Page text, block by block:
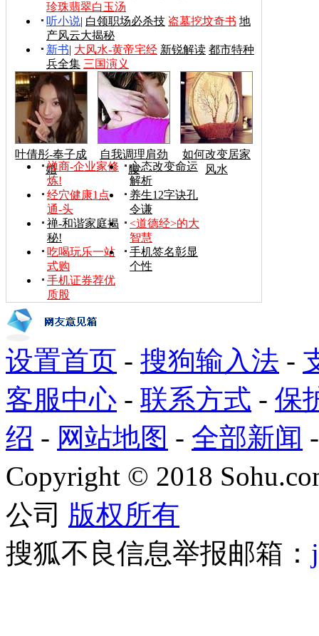
珍珠翡翠白玉汤
听小说| 白领职场必杀技 盗墓挖坟奇书 地
产风云大揭秘
新书| 大风水-黄帝宅经 新锐解读 都市特种
兵全集 三国演义
叶倩彤-奉子成
婚
自我调理肩劲
腰
如何改变居家
风水
禅商-企业家修
炼!
心态改变命运
解析
经穴健康1点
通-头
养生12字诀孔
令谦
禅-和谐家庭揭
秘!
<道德经>的大
智慧
吃喝玩乐一站
式购
手机签名彰显
个性
手机证券荐优
质股
设置首页 - 搜狗输入法 -
客服中心 - 联系方式 - 保
绍 - 网站地图 - 全部新闻
Copyright © 2018
公司 版权所有
搜狐不良信息举报邮箱：